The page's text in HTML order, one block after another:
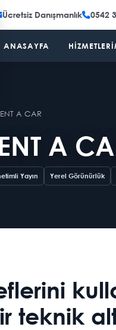
Ücretsiz Danışmanlık 0542
ANASAYFA
A CAR
A
Yayın Yerel Görünürlük
teknik